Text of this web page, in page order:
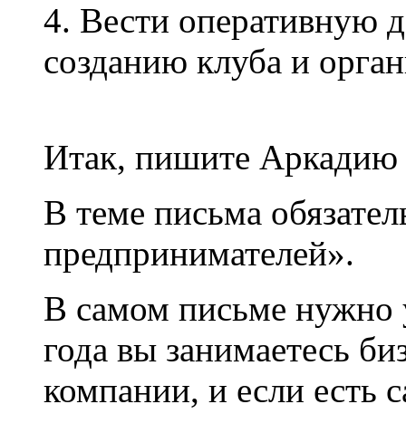
4. Вести оперативную
созданию клуба и
Итак, пишите
В теме письма
предпринимателей».
В самом письме нужно
года вы занимаетесь
компании, и если есть